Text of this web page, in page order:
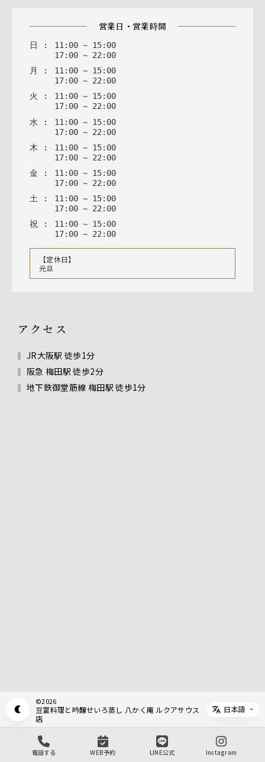
営業日・営業時間
日 : 11 : 00 ~ 15: 00
17: 00 ~ 22 : 00
月
: 11: 00 ~ 15: 00
17: 00 ~ 22: 00
火
: 11: 00 ~ 15: 00
17: 00 ~ 22: 00
水 : 11 : 00 ~ 15: 00
17: 00 ~ 22 : 00
木 : 11 : 00 ~ 15: 00
17: 00 ~ 22 : 00
金 : 11 : 00 ~ 15: 00
17: 00 ~ 22 : 00
土 : 11 : 00 ~ 15: 00
17: 00 ~ 22 : 00
祝 : 11 : 00 ~ 15: 00
17: 00 ~ 22 : 00
【定休日】
元旦
アクセス
JR大阪駅 徒歩1分
阪急 梅田駅 徒歩2分
地下鉄御堂筋線 梅田駅 徒歩1分
©2026
豆富料理と吟醸せいろ蒸し 八かく庵 ルクアサウス
店
電話する WEB予約 LINE公式 Instagram
Select
日本語
Appearance mode switch